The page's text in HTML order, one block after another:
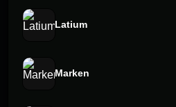
Latium
Marken